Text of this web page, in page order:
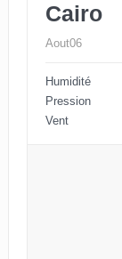
Cairo
Aout06
Humidité
Pression
Vent